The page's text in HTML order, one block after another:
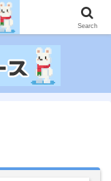
収益以上の課金をする無
Search